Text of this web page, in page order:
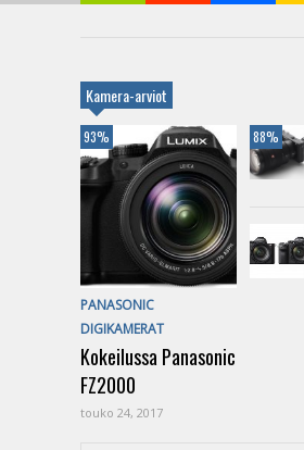
Kamera-arviot
93%
PANASONIC
DIGIKAMERAT
Kokeilussa Panasonic
FZ2000
touko 24, 2017
88%